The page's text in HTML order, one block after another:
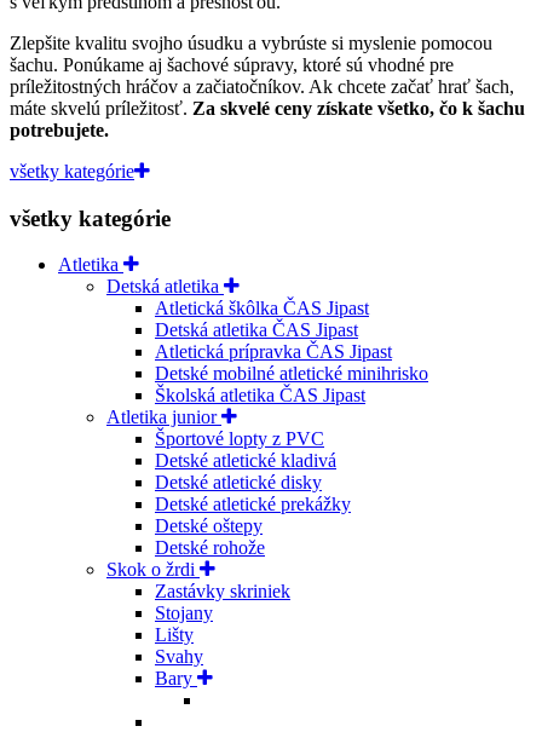
Zlepšite kvalitu svojho úsudku a vybrúste si myslenie pomocou
šachu. Ponúkame aj šachové súpravy, ktoré sú vhodné pre
príležitostných hráčov a začiatočníkov. Ak chcete začať hrať šach,
máte skvelú príležitosť. Za skvelé ceny získate všetko, čo k šachu
potrebujete.
všetky kategórie
všetky kategórie
Atletika
Detská atletika
Atletická škôlka ČAS Jipast
Detská atletika ČAS Jipast
Atletická prípravka ČAS Jipast
Detské mobilné atletické minihrisko
Školská atletika ČAS Jipast
Atletika junior
Športové lopty z PVC
Detské atletické kladivá
Detské atletické disky
Detské atletické prekážky
Detské oštepy
Detské rohože
Skok o žrdi
Zastávky skriniek
Stojany
Lišty
Svahy
Bary